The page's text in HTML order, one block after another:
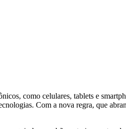
como celulares, tablets e
Com a nova regra, que